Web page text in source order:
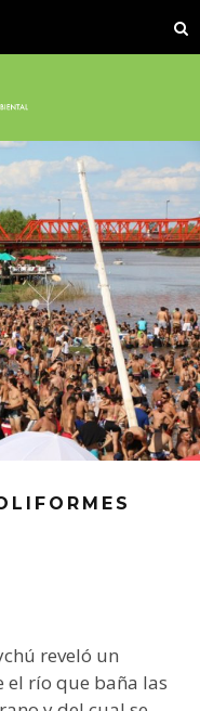
reveló un
el río que baña las